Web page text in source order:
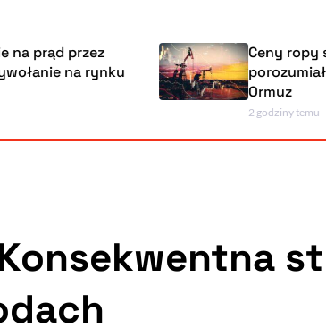
Powiększenie kursora
rynku
Ceny ropy spadają.
porozumiał się z
Ormuz
2 godziny temu